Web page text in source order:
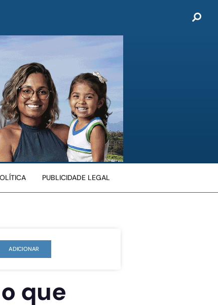
PUBLICIDADE LEGAL
ADICIONAR
que